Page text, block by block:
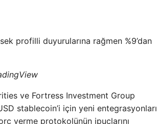
profilli duyurularına rağmen %9’dan
ve Fortress Investment Group
stablecoin’i için yeni entegrasyonları
verme protokolünün ipuçlarını